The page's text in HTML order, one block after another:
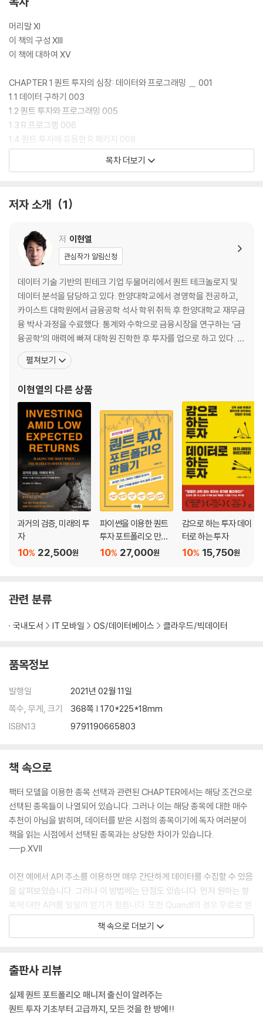
머리말 XI
이 책의 구성 XIII
이 책에 대하여 XV
CHAPTER 1 퀀트 투자의 심장: 데이터와 프로그래밍 ＿ 001
1.1 데이터 구하기 003
1.2 퀀트 투자와 프로그래밍 005
1.3 R 프로그램 006
1.4 퀀트 투자에 유용한 R 패키지 008
CHAPTER 2 크롤링을 위한 기본 지식 ＿ 011
2.1.2 한글 인코딩 방식의 종류 · 013
2.2 웹의 동작 방식 015
2.2.1 HTTP · 016
2.3 HTML과 CSS 017
2.3.1 HTML 기본 구조 · 018
2.3.2 태그와 속성 · 019
2.3.3 h 태그와 p 태그 · 019
2.3.4 리스트를 나타내는 ul 태그와 ol 태그 · 020
2.3.5 table 태그 · 021
2.3.6 a 태그와 src 태그 및 속성 · 023
2.3.7 div 태그 · 024
2.3.9 클래스와 id · 026
2.4 파이프 오퍼레이터(%〉%) 028
2.5 오류에 대한 예외처리 031
CHAPTER 3 API를 이용한 데이터 수집 ＿ 033
3.1 API를 이용한 Quandl 데이터 다운로드 034
3.2 getSymbols() 함수를 이용한 API 다운로드 035
3.2.1 주가 다운로드 · 036
3.2.2 국내 종목 주가 다운로드 · 039
3.2.3 FRED 데이터 다운로드 · 041
CHAPTER 4 크롤링 이해하기 ＿ 045
4.2 크롤링 예제 050
4.2.2 기업공시채널에서 오늘의 공시 불러오기 · 053
5.1 한국거래소의 산업별 현황 및 개별지표 크롤링 067
5.1.1 업종분류 현황 크롤링 · 068
5.1.2 개별종목 지표 크롤링 · 072
5.1.3 최근 영업일 기준 데이터 받기 · 074
5.2 WICS 기준 섹터 정보 크롤링 083
CHAPTER 6 금융 데이터 수집하기(심화) ＿ 089
6.1 수정주가 크롤링 089
6.1.1 개별종목 주가 크롤링 · 090
6.1.2 전 종목 주가 크롤링 · 095
6.2 재무제표 및 가치지표 크롤링 097
6.2.2 가치지표 계산하기 · 103
6.2.3 전 종목 재무제표 및 가치지표 다운로드 · 107
6.3 DART의 Open API를 이용한 데이터 수집하기 111
6.3.1 API Key발급 및 추가하기 · 111
6.3.2 고유번호 다운로드 · 113
6.3.5 상장기업 재무정보 · 123
CHAPTER 7 데이터 정리하기 ＿ 135
목차 더보기
저자 소개 1
저 이현열
관심작가 알림신청
데이터 기술 기반의 핀테크 기업 두물머리에서 퀀트 테크놀로지 및
데이터 분석을 담당하고 있다. 한양대학교에서 경영학을 전공하고,
카이스트 대학원에서 금융공학 석사 학위 취득 후 한양대학교 재무금
융 박사 과정을 수료했다. 통계와 수학으로 금융시장을 연구하는 ‘금
융공학’의 매력에 빠져 대학원 진학한 후 투자를 업으로 하고 있다. 국
내 대형 증권사, 운용사, 보험사를 거치며 각각 주식 운용, 퀀트 포트
폴리오 매니저, 데이터 분석 업무를 경험했다. 최신의 기술과 연구를
펼쳐보기
이현열의 다른 상품
과거의 검증, 미래의 투
자
22,500원
10%
파이썬을 이용한 퀀트
투자 포트폴리오 만들
기
27,000원
10%
감으로 하는 투자 데이
터로 하는 투자
15,750원
10%
관련 분류
국내도서 IT 모바일 OS/데이터베이스 클라우드/빅데이터
품목정보
발행일
2021년 02월 11일
쪽수, 무게, 크기
368쪽 | 170*225*18mm
ISBN13
9791190665803
책 속으로
팩터 모델을 이용한 종목 선택과 관련된 CHAPTER에서는 해당 조건으로
선택된 종목들이 나열되어 있습니다. 그러나 이는 해당 종목에 대한 매수
추천이 아님을 밝히며, 데이터를 받은 시점의 종목이기에 독자 여러분이
책을 읽는 시점에서 선택된 종목과는 상당한 차이가 있습니다.
---p.XVII
이전 예에서 API 주소를 이용하면 매우 간단하게 데이터를 수집할 수 있음
을 살펴보았습니다. 그러나 이 방법에는 단점도 있습니다. 먼저 원하는 항
목에 대한 API를 일일이 얻기가 힘듭니다. 또한 Quandl의 경우 무료로 얻
을 수 있는 정보에 제한이 있으며, 다운로드 양에도 제한이 있습니다. 이 방
법으로 한두 종목의 데이터를 수집할 수 있지만, 전 종목의 데이터를 구하
주가 데이터는 투자를 함에 있어 반드시 필요한 데이터이며, 인터넷에서
주가를 수집할 수 있는 방법은 매우 많습니다. 먼저 API를 이용한 데이터
수집에서 살펴본 것과 같이, getSymbols() 함수를 이용해 데이터를 받
책 속으로 더보기
출판사 리뷰
실제 퀀트 포트폴리오 매니저 출신이 알려주는
퀀트 투자 기초부터 고급까지, 모든 것을 한 방에!!